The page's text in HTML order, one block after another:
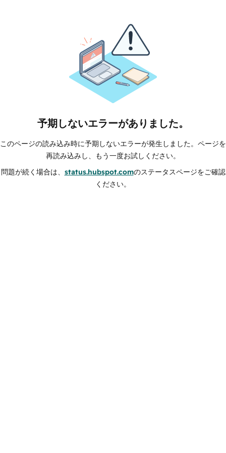
予期しないエラーがありました。
このページの読み込み時に予期しないエラーが発生しました。ページを
再読み込みし、もう一度お試しください。
問題が続く場合は、 status.hubspot.comのステータスページをご確認
ください。